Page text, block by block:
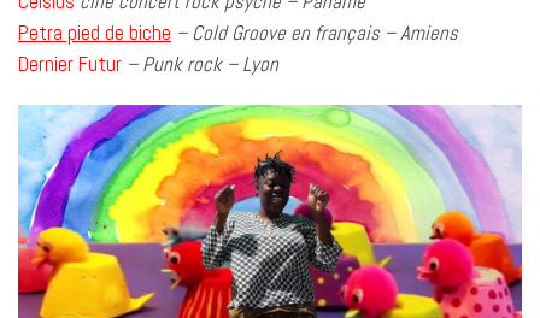
Petra pied de biche – Cold Groove en français – Amiens
Dernier Futur – Punk rock – Lyon